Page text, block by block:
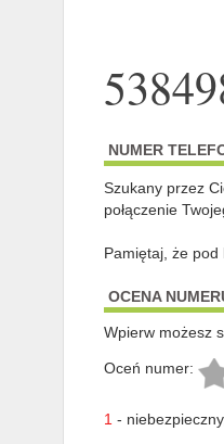
NUMER
Szukany przez
połączenie
Pamiętaj, że pod
OCENA
Wpierw możesz
Oceń numer:
1- niebezpieczny